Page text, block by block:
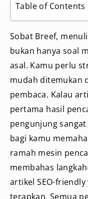
Table of Contents
Sobat Breef,
bukan hanya soal
asal. Kamu perlu
mudah ditemukan
pembaca. Kalau
pertama hasil
pengunjung
bagi kamu
ramah mesin
membahas
artikel SEO-
terapkan. Semua